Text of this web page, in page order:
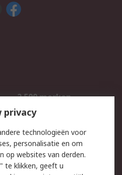
2.500 merken
Inkoopoplossingen
privacy
technologieën voor
personalisatie en om
op websites van derden.
te klikken, geeft u